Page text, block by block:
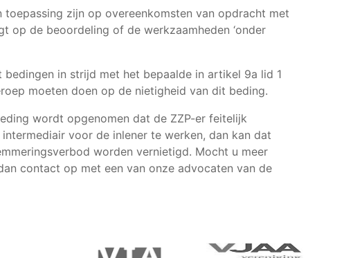
zijn op overeenkomsten van opdracht met
op de beoordeling of de werkzaamheden ‘onder
in strijd met het bepaalde in artikel 9a lid 1
moeten doen op de nietigheid van dit beding.
wordt opgenomen dat de ZZP-er feitelijk
voor de inlener te werken, dan kan dat
worden vernietigd. Mocht u meer
contact op met een van onze advocaten van de